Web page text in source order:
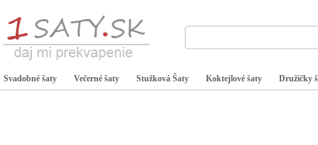
Svadobné šaty Večerné šaty Stužková Šaty Koktejlové šaty Družičky